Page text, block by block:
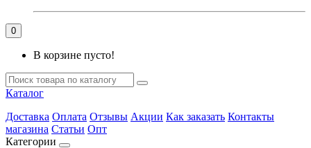
0
В корзине пусто!
Каталог
Доставка Оплата Отзывы Акции Как заказать Контакты
магазина Статьи Опт
Категории